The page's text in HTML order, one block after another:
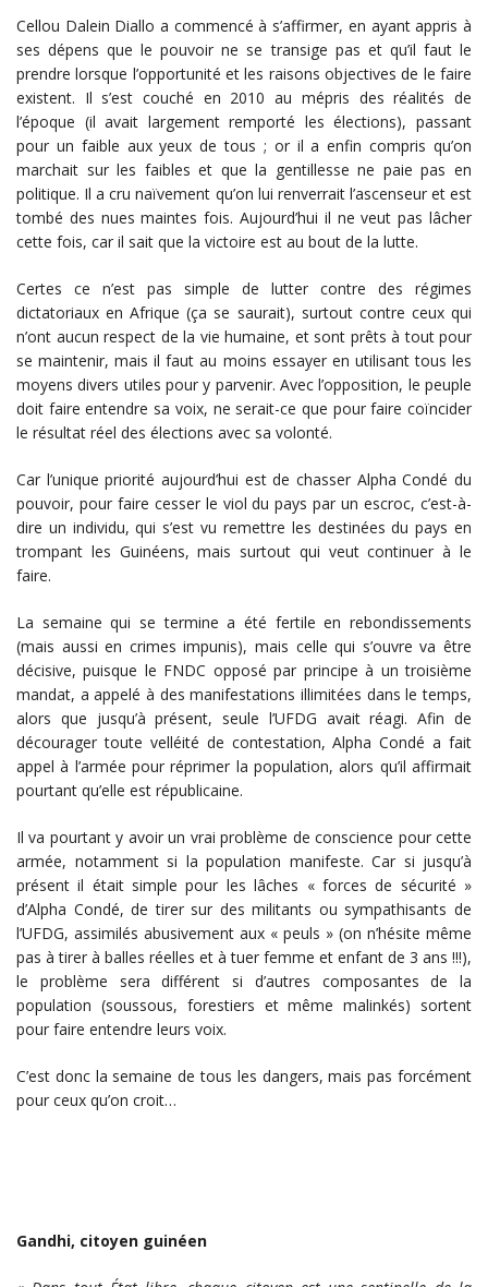
Cellou Dalein Diallo a commencé à s’affirmer, en ayant appris à
ses dépens que le pouvoir ne se transige pas et qu’il faut le
prendre lorsque l’opportunité et les raisons objectives de le faire
existent. Il s’est couché en 2010 au mépris des réalités de
l’époque (il avait largement remporté les élections), passant
pour un faible aux yeux de tous ; or il a enfin compris qu’on
marchait sur les faibles et que la gentillesse ne paie pas en
politique. Il a cru naïvement qu’on lui renverrait l’ascenseur et est
tombé des nues maintes fois. Aujourd’hui il ne veut pas lâcher
cette fois, car il sait que la victoire est au bout de la lutte.
Certes ce n’est pas simple de lutter contre des régimes
dictatoriaux en Afrique (ça se saurait), surtout contre ceux qui
n’ont aucun respect de la vie humaine, et sont prêts à tout pour
se maintenir, mais il faut au moins essayer en utilisant tous les
moyens divers utiles pour y parvenir. Avec l’opposition, le peuple
doit faire entendre sa voix, ne serait-ce que pour faire coïncider
le résultat réel des élections avec sa volonté.
Car l’unique priorité aujourd’hui est de chasser Alpha Condé du
pouvoir, pour faire cesser le viol du pays par un escroc, c’est-à-
dire un individu, qui s’est vu remettre les destinées du pays en
trompant les Guinéens, mais surtout qui veut continuer à le
faire.
La semaine qui se termine a été fertile en rebondissements
(mais aussi en crimes impunis), mais celle qui s’ouvre va être
décisive, puisque le FNDC opposé par principe à un troisième
mandat, a appelé à des manifestations illimitées dans le temps,
alors que jusqu’à présent, seule l’UFDG avait réagi. Afin de
décourager toute velléité de contestation, Alpha Condé a fait
appel à l’armée pour réprimer la population, alors qu’il affirmait
pourtant qu’elle est républicaine.
Il va pourtant y avoir un vrai problème de conscience pour cette
armée, notamment si la population manifeste. Car si jusqu’à
présent il était simple pour les lâches « forces de sécurité »
d’Alpha Condé, de tirer sur des militants ou sympathisants de
l’UFDG, assimilés abusivement aux « peuls » (on n’hésite même
pas à tirer à balles réelles et à tuer femme et enfant de 3 ans !!!),
le problème sera différent si d’autres composantes de la
population (soussous, forestiers et même malinkés) sortent
pour faire entendre leurs voix.
C’est donc la semaine de tous les dangers, mais pas forcément
pour ceux qu’on croit…
Gandhi, citoyen guinéen